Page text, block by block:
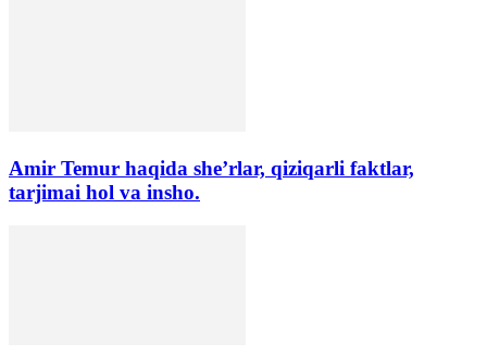
Amir Temur haqida she’rlar, qiziqarli faktlar,
tarjimai hol va insho.